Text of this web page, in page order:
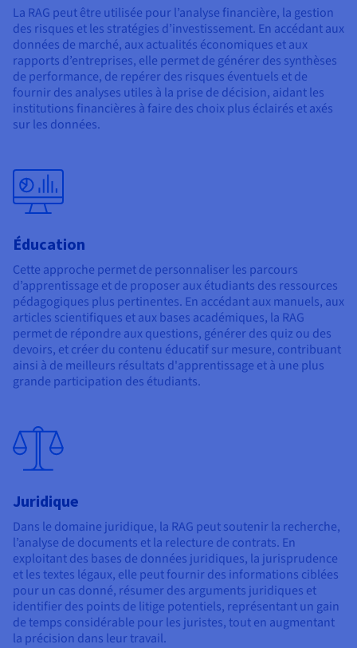
La RAG peut être utilisée pour l’analyse financière, la gestion
des risques et les stratégies d’investissement. En accédant aux
données de marché, aux actualités économiques et aux
rapports d’entreprises, elle permet de générer des synthèses
de performance, de repérer des risques éventuels et de
fournir des analyses utiles à la prise de décision, aidant les
institutions financières à faire des choix plus éclairés et axés
sur les données.
Éducation
Cette approche permet de personnaliser les parcours
d’apprentissage et de proposer aux étudiants des ressources
pédagogiques plus pertinentes. En accédant aux manuels, aux
articles scientifiques et aux bases académiques, la RAG
permet de répondre aux questions, générer des quiz ou des
devoirs, et créer du contenu éducatif sur mesure, contribuant
ainsi à de meilleurs résultats d'apprentissage et à une plus
grande participation des étudiants.
Juridique
Dans le domaine juridique, la RAG peut soutenir la recherche,
l’analyse de documents et la relecture de contrats. En
exploitant des bases de données juridiques, la jurisprudence
et les textes légaux, elle peut fournir des informations ciblées
pour un cas donné, résumer des arguments juridiques et
identifier des points de litige potentiels, représentant un gain
de temps considérable pour les juristes, tout en augmentant
la précision dans leur travail.